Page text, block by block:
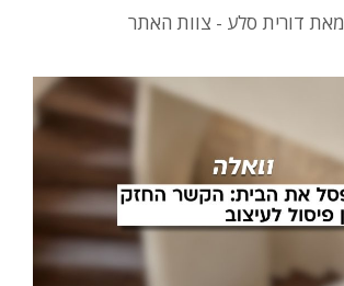
מאת דורית סלע - צוות האתר